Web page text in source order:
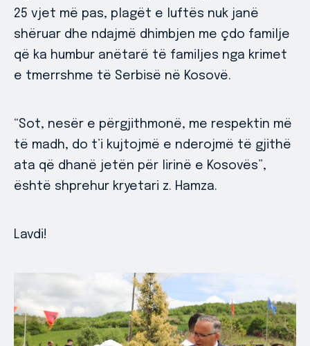
25 vjet më pas, plagët e luftës nuk janë
shëruar dhe ndajmë dhimbjen me çdo familje
që ka humbur anëtarë të familjes nga krimet
e tmerrshme të Serbisë në Kosovë.
“Sot, nesër e përgjithmonë, me respektin më
të madh, do t’i kujtojmë e nderojmë të gjithë
ata që dhanë jetën për lirinë e Kosovës”,
është shprehur kryetari z. Hamza.
Lavdi!